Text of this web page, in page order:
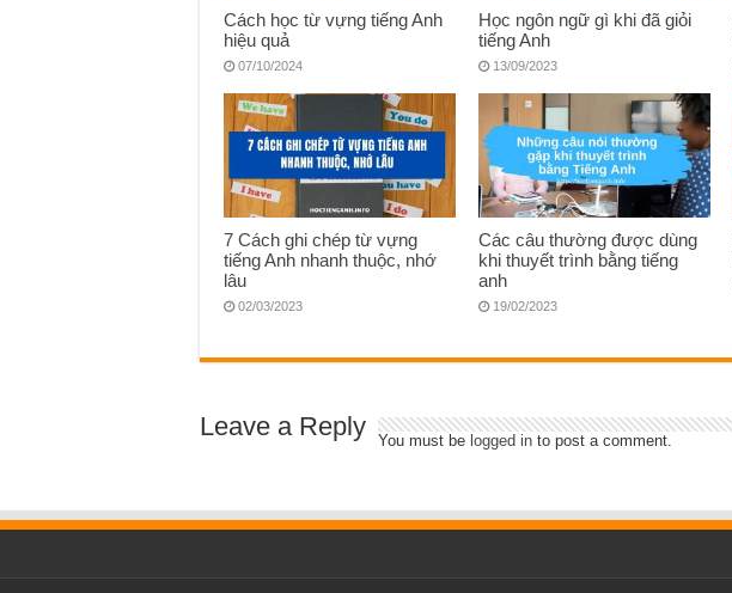
Cách học từ vựng tiếng Anh
hiệu quả
07/10/2024
Học ngôn ngữ gì khi đã giỏi
tiếng Anh
13/09/2023
7 Cách ghi chép từ vựng
tiếng Anh nhanh thuộc, nhớ
lâu
02/03/2023
Các câu thường được dùng
khi thuyết trình bằng tiếng
anh
19/02/2023
Leave a Reply You must be logged in to post a comment.